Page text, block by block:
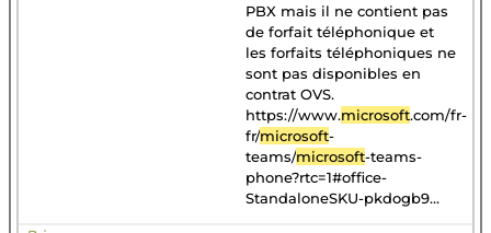
PBX mais il ne contient pas
de forfait téléphonique et
les forfaits téléphoniques ne
sont pas disponibles en
contrat OVS.
https://www.microsoft.com/fr-
fr/microsoft-
teams/microsoft-teams-
phone?rtc=1#office-
StandaloneSKU-pkdogb9...